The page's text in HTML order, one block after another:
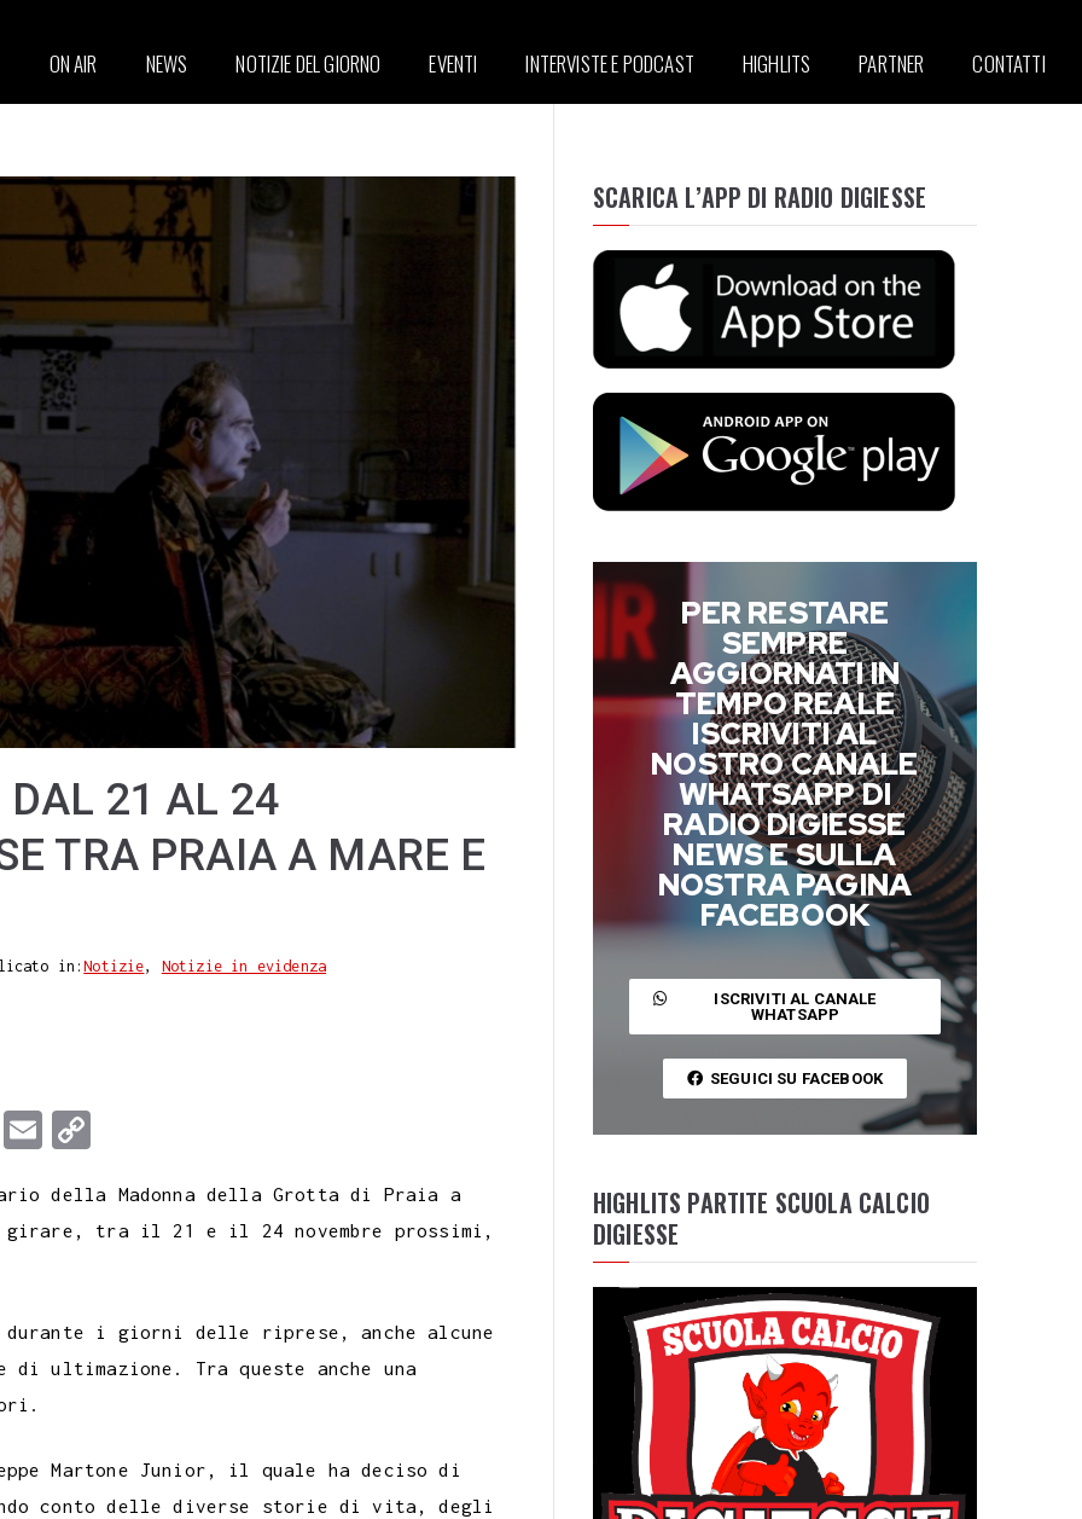
ON AIR NEWS NOTIZIE DEL GIORNO EVENTI INTERVISTE E PODCAST HIGHLITS PARTNER CONTATTI
DAL 21 AL 24
TRA PRAIA A MARE E
in:Notizie, Notizie in evidenza
T
b
r
E
a
i
p
y
i
n
della Madonna della Grotta di Praia a
girare, tra il 21 e il 24 novembre prossimi,
durante i giorni delle riprese, anche alcune
ultimazione. Tra queste anche una
Martone Junior, il quale ha deciso di
conto delle diverse storie di vita, degli
SCARICA L’APP DI RADIO DIGIESSE
PER RESTARE
SEMPRE
AGGIORNATI IN
TEMPO REALE
ISCRIVITI AL
NOSTRO CANALE
WHATSAPP DI
RADIO DIGIESSE
NEWS E SULLA
NOSTRA PAGINA
FACEBOOK
ISCRIVITI AL CANALE
WHATSAPP
SEGUICI SU FACEBOOK
HIGHLITS PARTITE SCUOLA CALCIO
DIGIESSE